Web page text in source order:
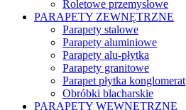
Roletowe przemysłowe
PARAPETY ZEWNĘTRZNE
Parapety stalowe
Parapety aluminiowe
Parapety alu-płytka
Parapety granitowe
Parapet płytka konglomerat
Obróbki blacharskie
PARAPETY WEWNĘTRZNE